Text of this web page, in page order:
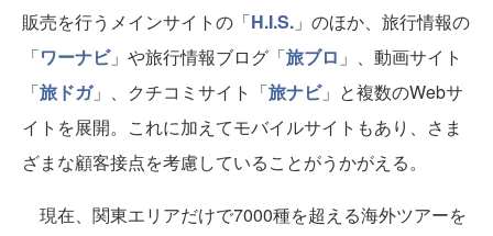
販売を行うメインサイトの「H.I.S. 」のほか、旅行情報の
「ワーナビ」や旅行情報ブログ「旅ブロ 」、動画サイト
「旅ドガ」、クチコミサイト「旅ナビ」と複数のWebサ
イトを展開。これに加えてモバイルサイトもあり、さま
ざまな顧客接点を考慮していることがうかがえる。
現在、関東エリアだけで7000種を超える海外ツアーを